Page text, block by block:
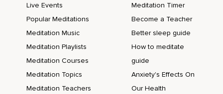
Live Events
Popular Meditations
Meditation Music
Meditation Playlists
Meditation Courses
Meditation Topics
Meditation Teachers
Meditation Timer
Become a Teacher
Better sleep guide
How to meditate
guide
Anxiety's Effects On
Our Health